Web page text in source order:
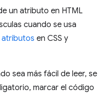
un atributo en HTML
cuando se usa
en CSS y
sea más fácil de leer, se
marcar el código